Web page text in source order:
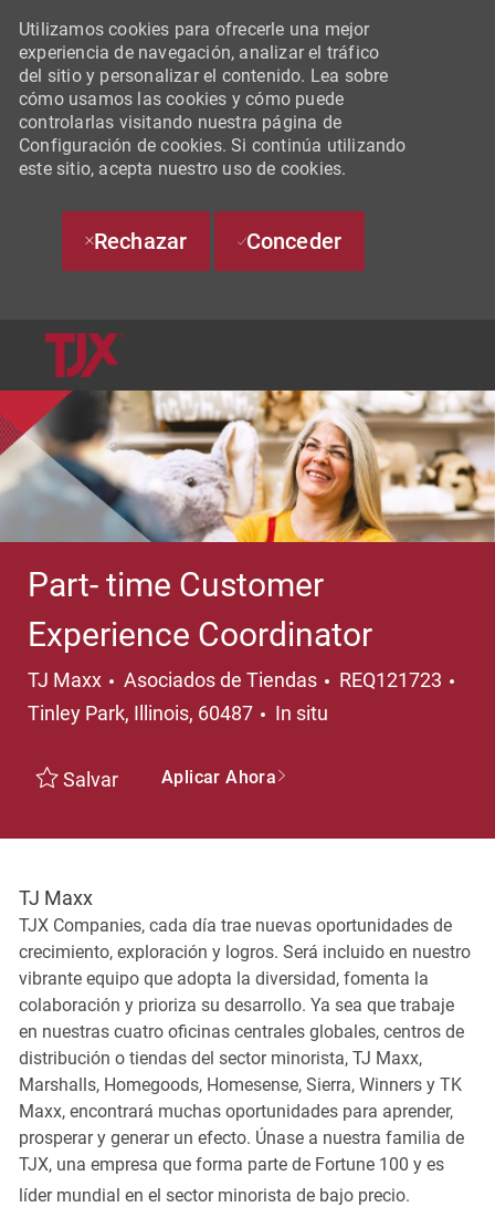
Utilizamos cookies para ofrecerle una mejor
experiencia de navegación, analizar el tráfico
del sitio y personalizar el contenido. Lea sobre
cómo usamos las cookies y cómo puede
controlarlas visitando nuestra página de
Configuración de cookies. Si continúa utilizando
este sitio, acepta nuestro uso de cookies.
Rechazar Conceder
Part- time Customer
Experience Coordinator
TJ Maxx Categoría
Asociados de Tiendas REQ121723
Tinley Park, Illinois, 60487
In situ
Salvar Aplicar Ahora
TJ Maxx
TJX Companies, cada día trae nuevas oportunidades de
crecimiento, exploración y logros. Será incluido en nuestro
vibrante equipo que adopta la diversidad, fomenta la
colaboración y prioriza su desarrollo. Ya sea que trabaje
en nuestras cuatro oficinas centrales globales, centros de
distribución o tiendas del sector minorista, TJ Maxx,
Marshalls, Homegoods, Homesense, Sierra, Winners y TK
Maxx, encontrará muchas oportunidades para aprender,
prosperar y generar un efecto. Únase a nuestra familia de
TJX, una empresa que forma parte de Fortune 100 y es
líder mundial en el sector minorista de bajo precio.